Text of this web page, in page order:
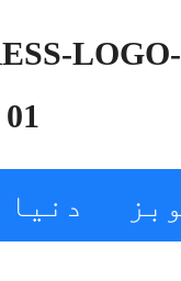
دنیا